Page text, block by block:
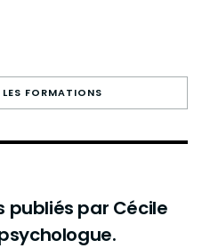
FORMATIONS
publiés par Cécile